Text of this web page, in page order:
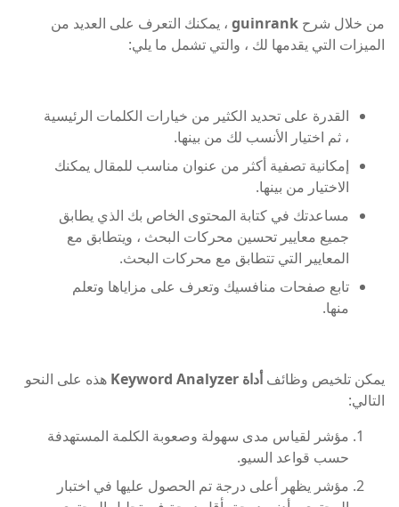
من خلال شرح guinrank ، يمكنك التعرف على العديد من
الميزات التي يقدمها لك ، والتي تشمل ما يلي:
القدرة على تحديد الكثير من خيارات الكلمات الرئيسية
، ثم اختيار الأنسب لك من بينها.
إمكانية تصفية أكثر من عنوان مناسب للمقال يمكنك
الاختيار من بينها.
مساعدتك في كتابة المحتوى الخاص بك الذي يطابق
جميع معايير تحسين محركات البحث ، ويتطابق مع
المعايير التي تتطابق مع محركات البحث.
تابع صفحات منافسيك وتعرف على مزاياها وتعلم
منها.
يمكن تلخيص وظائفأداة Keyword Analyzer
هذه على النحو
التالي:
مؤشر لقياس مدى سهولة وصعوبة الكلمة المستهدفة
حسب قواعد السيو.
مؤشر يظهر أعلى درجة تم الحصول عليها في اختبار